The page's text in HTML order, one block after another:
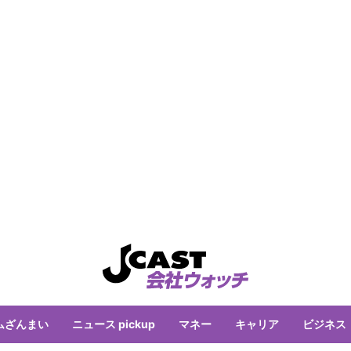
ざんまい ニュース pickup マネー キャリア ビジネス